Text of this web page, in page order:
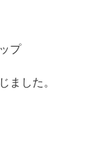
プ
ました。